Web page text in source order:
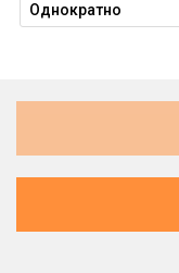
Однократно